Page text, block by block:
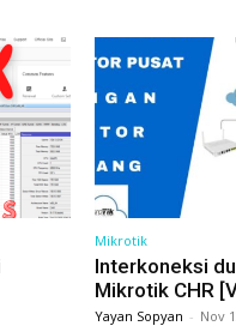
Mikrotik
Interkoneksi
Mikrotik CHR
Yayan Sopyan - Nov